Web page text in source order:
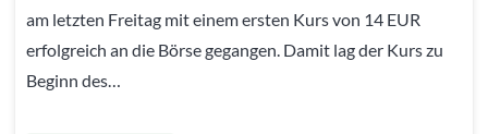
am letzten Freitag mit einem ersten Kurs von 14 EUR
erfolgreich an die Börse gegangen. Damit lag der Kurs zu
Beginn des…